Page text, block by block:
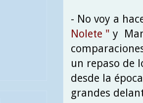
- No voy a
Nolete " y
un repaso de
desde la
grandes